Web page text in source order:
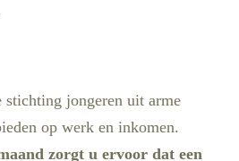
jongeren uit arme
op werk en inkomen.
zorgt u ervoor dat een